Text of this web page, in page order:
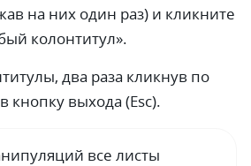
на них один раз) и кликните
колонтитул».
два раза кликнув по
кнопку выхода (Esc).
все листы